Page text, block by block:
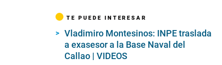
TE PUEDE INTERESAR
Vladimiro Montesinos: INPE traslada
a exasesor a la Base Naval del
Callao | VIDEOS